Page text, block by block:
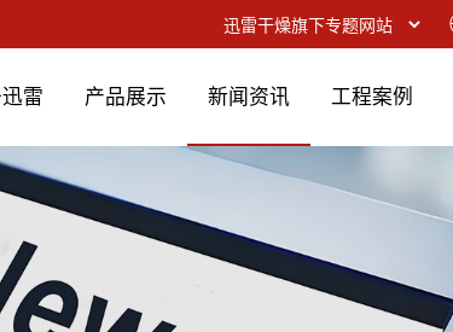
雷 产品展示 新闻资讯 工程案例